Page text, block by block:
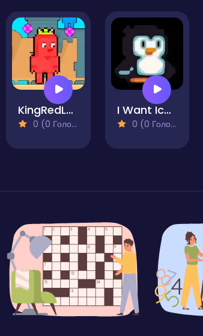
KingRedLand
0 (0 Голосів)
I Want Ice Cream
0 (0 Голосів)